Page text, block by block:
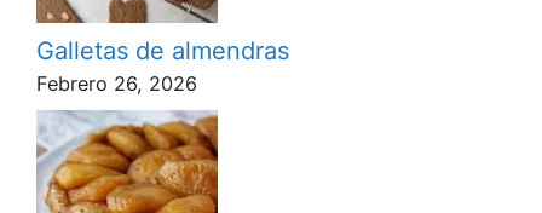
Galletas de almendras
Febrero 26, 2026